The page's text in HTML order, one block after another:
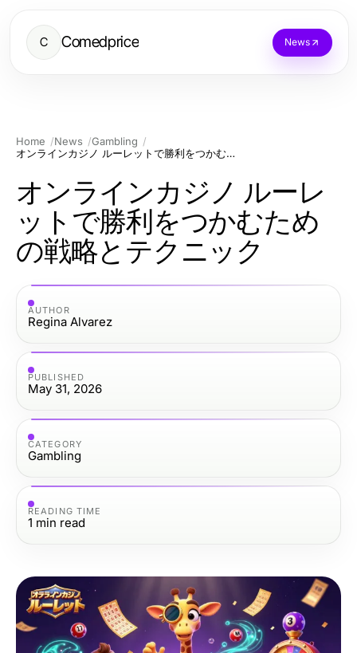
C Comedprice News
Home News
Gambling
オンラインカジノ ルーレットで勝利をつかむための戦略とテクニック
オンラインカジノ ルーレ
ットで勝利をつかむため
の戦略とテクニック
AUTHOR
Regina Alvarez
PUBLISHED
May 31, 2026
CATEGORY
Gambling
READING TIME
1 min read